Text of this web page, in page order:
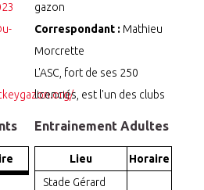
gazon
Correspondant : Mathieu
Morcrette
Entrainement Adultes
Lieu
Horaire
Stade Gérard
L'ASC, fort de ses 250
licenciés, est l'un des clubs